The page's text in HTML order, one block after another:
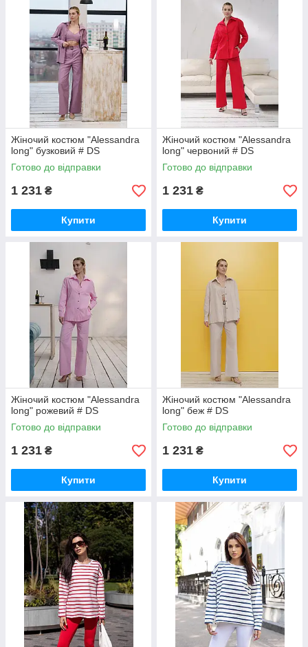
Жіночий костюм "Alessandra
long" бузковий # DS
Готово до відправки
1 231 ₴
Купити
Жіночий костюм "Alessandra
long" червоний # DS
Готово до відправки
1 231 ₴
Купити
Жіночий костюм "Alessandra
long" рожевий # DS
Готово до відправки
1 231 ₴
Купити
Жіночий костюм "Alessandra
long" беж # DS
Готово до відправки
1 231 ₴
Купити